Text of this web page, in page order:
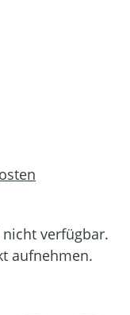
verfügbar.
aufnehmen.